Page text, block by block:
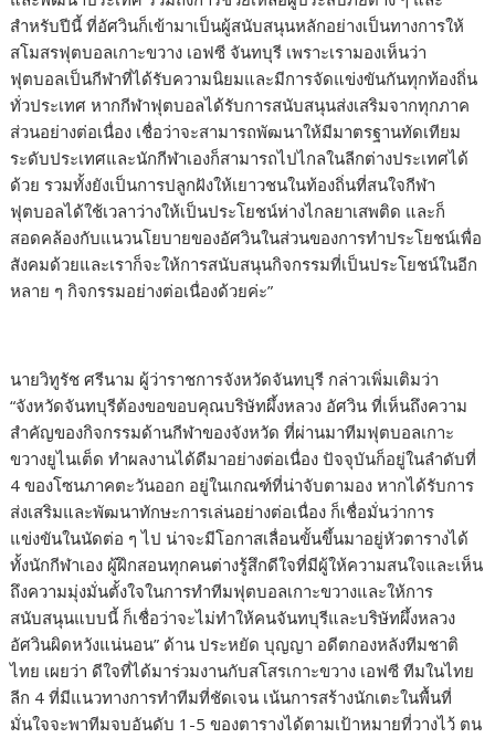
สำหรับปีนี้ ที่อัศวินก็เข้ามาเป็นผู้สนับสนุนหลักอย่างเป็นทางการให้
สโมสรฟุตบอลเกาะขวาง เอฟซี จันทบุรี เพราะเรามองเห็นว่า
ฟุตบอลเป็นกีฬาที่ได้รับความนิยมและมีการจัดแข่งขันกันทุกท้องถิ่น
ทั่วประเทศ หากกีฬาฟุตบอลได้รับการสนับสนุนส่งเสริมจากทุกภาค
ส่วนอย่างต่อเนื่อง เชื่อว่าจะสามารถพัฒนาให้มีมาตรฐานทัดเทียม
ระดับประเทศและนักกีฬาเองก็สามารถไปไกลในลีกต่างประเทศได้
ด้วย รวมทั้งยังเป็นการปลูกฝังให้เยาวชนในท้องถิ่นที่สนใจกีฬา
ฟุตบอลได้ใช้เวลาว่างให้เป็นประโยชน์ห่างไกลยาเสพติด และก็
สอดคล้องกับแนวนโยบายของอัศวินในส่วนของการทำประโยชน์เพื่อ
สังคมด้วยและเราก็จะให้การสนับสนุนกิจกรรมที่เป็นประโยชน์ในอีก
หลาย ๆ กิจกรรมอย่างต่อเนื่องด้วยค่ะ”
​นายวิทูรัช ศรีนาม ผู้ว่าราชการจังหวัดจันทบุรี กล่าวเพิ่มเติมว่า
“จังหวัดจันทบุรีต้องขอขอบคุณบริษัทผึ้งหลวง อัศวิน ที่เห็นถึงความ
สำคัญของกิจกรรมด้านกีฬาของจังหวัด ที่ผ่านมาทีมฟุตบอลเกาะ
ขวางยูไนเต็ด ทำผลงานได้ดีมาอย่างต่อเนื่อง ปัจจุบันก็อยู่ในลำดับที่
4 ของโซนภาคตะวันออก อยู่ในเกณฑ์ที่น่าจับตามอง หากได้รับการ
ส่งเสริมและพัฒนาทักษะการเล่นอย่างต่อเนื่อง ก็เชื่อมั่นว่าการ
แข่งขันในนัดต่อ ๆ ไป น่าจะมีโอกาสเลื่อนขั้นขึ้นมาอยู่หัวตารางได้
ทั้งนักกีฬาเอง ผู้ฝึกสอนทุกคนต่างรู้สึกดีใจที่มีผู้ให้ความสนใจและเห็น
ถึงความมุ่งมั่นตั้งใจในการทำทีมฟุตบอลเกาะขวางและให้การ
สนับสนุนแบบนี้ ก็เชื่อว่าจะไม่ทำให้คนจันทบุรีและบริษัทผึ้งหลวง
อัศวินผิดหวังแน่นอน” ด้าน ประหยัด บุญญา อดีตกองหลังทีมชาติ
ไทย เผยว่า ดีใจที่ได้มาร่วมงานกับสโสรเกาะขวาง เอฟซี ทีมในไทย
ลีก 4 ที่มีแนวทางการทำทีมที่ชัดเจน เน้นการสร้างนักเตะในพื้นที่
มั่นใจจะพาทีมจบอันดับ 1-5 ของตารางได้ตามเป้าหมายที่วางไว้ ตน